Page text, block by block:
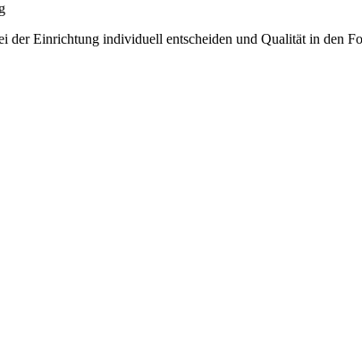
Einrichtung individuell entscheiden und Qualität in den